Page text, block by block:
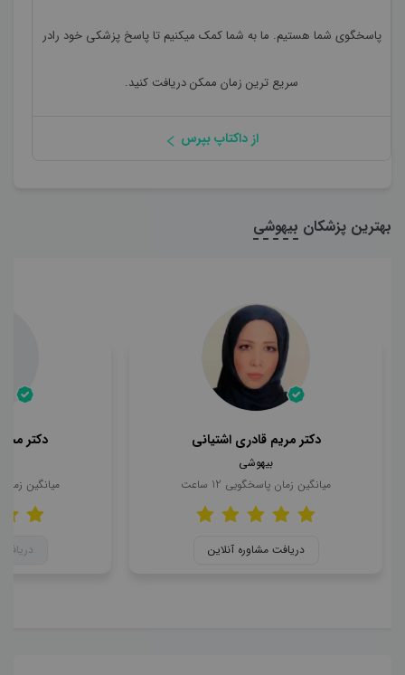
پاسخگوی شما هستیم. ما به شما کمک میکنیم تا پاسخ پزشکی خود رادر
سریع ترین زمان ممکن دریافت کنید.
از داکتاپ بپرس
بهترین پزشکان بیهوشی
دکتر مریم قادری اشتیانی
بیهوشی
میانگین زمان پاسخگویی 12 ساعت
دریافت مشاوره آنلاین
دکتر
میانگین